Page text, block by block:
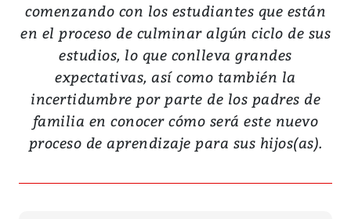
comenzando con los estudiantes que están
en el proceso de culminar algún ciclo de sus
estudios, lo que conlleva grandes
expectativas, así como también la
incertidumbre por parte de los padres de
familia en conocer cómo será este nuevo
proceso de aprendizaje para sus hijos(as).